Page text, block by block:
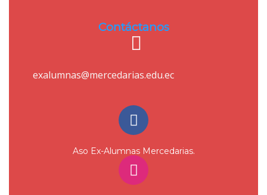
Contáctanos
exalumnas@mercedarias.edu.ec
Aso Ex-Alumnas Mercedarias.